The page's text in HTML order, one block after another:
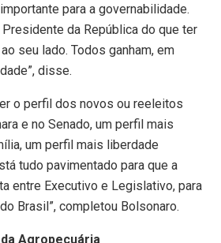
para a governabilidade.
Presidente da República do que ter
seu lado. Todos ganham, em
disse.
o perfil dos novos ou reeleitos
e no Senado, um perfil mais
um perfil mais liberdade
tudo pavimentado para que a
entre Executivo e Legislativo, para
Brasil”, completou Bolsonaro.
Agropecuária